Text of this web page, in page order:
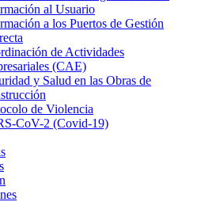
al Usuario
a los Puertos de Gestión
de Actividades
(CAE)
y Salud en las Obras de
de Violencia
CoV-2 (Covid-19)